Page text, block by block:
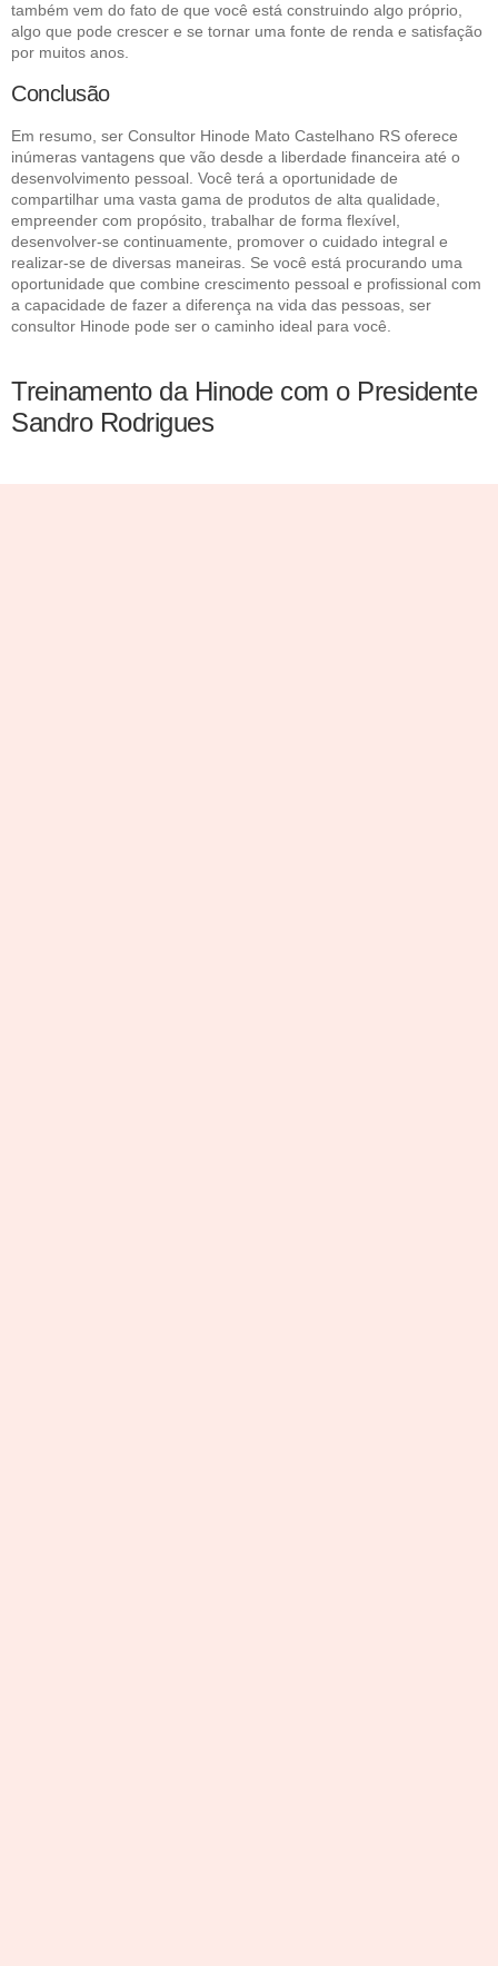
também vem do fato de que você está construindo algo próprio,
algo que pode crescer e se tornar uma fonte de renda e satisfação
por muitos anos.
Conclusão
Em resumo, ser Consultor Hinode Mato Castelhano RS oferece
inúmeras vantagens que vão desde a liberdade financeira até o
desenvolvimento pessoal. Você terá a oportunidade de
compartilhar uma vasta gama de produtos de alta qualidade,
empreender com propósito, trabalhar de forma flexível,
desenvolver-se continuamente, promover o cuidado integral e
realizar-se de diversas maneiras. Se você está procurando uma
oportunidade que combine crescimento pessoal e profissional com
a capacidade de fazer a diferença na vida das pessoas, ser
consultor Hinode pode ser o caminho ideal para você.
Treinamento da Hinode com o Presidente
Sandro Rodrigues